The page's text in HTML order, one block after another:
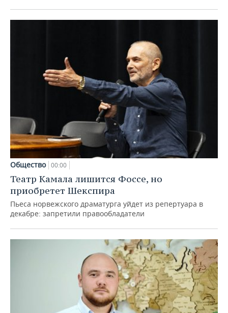
Общество 00:00
Театр Камала лишится Фоссе, но
приобретет Шекспира
Пьеса норвежского драматурга уйдет из репертуара в
декабре: запретили правообладатели